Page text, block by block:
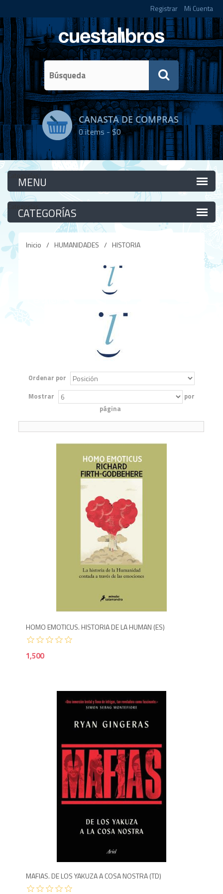
Registrar Mi Cuenta
CANASTA DE COMPRAS
0items -$0
Categorías
Categorías
Inicio / HUMANIDADES / HISTORIA
Ordenar por
Mostrar
por
página
HOMO EMOTICUS. HISTORIA DE LA HUMAN (ES)
1,500
MAFIAS. DE LOS YAKUZA A COSA NOSTRA (TD)